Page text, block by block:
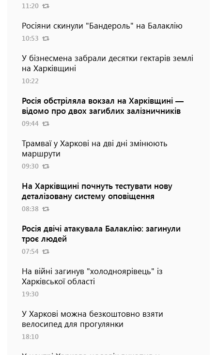
11:20
Росіяни скинули "Бандероль" на Балаклію
10:53
У бізнесмена забрали десятки гектарів землі
на Харківщині
10:22
Росія обстріляла вокзал на Харківщині —
відомо про двох загиблих залізничників
09:44
Трамваї у Харкові на дві дні змінюють
маршрути
09:30
На Харківщині почнуть тестувати нову
деталізовану систему оповіщення
08:38
Росія двічі атакувала Балаклію: загинули
троє людей
07:54
На війні загинув "холодноярівець" із
Харківської області
19:30
У Харкові можна безкоштовно взяти
велосипед для прогулянки
18:10